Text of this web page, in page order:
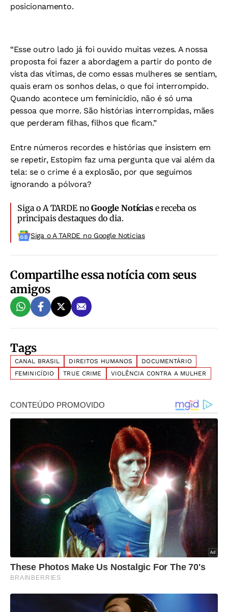
posicionamento.
“Esse outro lado já foi ouvido muitas vezes. A nossa
proposta foi fazer a abordagem a partir do ponto de
vista das vítimas, de como essas mulheres se sentiam,
quais eram os sonhos delas, o que foi interrompido.
Quando acontece um feminicídio, não é só uma
pessoa que morre. São histórias interrompidas, mães
que perderam filhas, filhos que ficam.”
Entre números recordes e histórias que insistem em
se repetir, Estopim faz uma pergunta que vai além da
tela: se o crime é a explosão, por que seguimos
ignorando a pólvora?
Siga o A TARDE noGoogle Notíciase receba os
principais destaques do dia.
Siga o A TARDE no Google Noticias
Compartilhe essa notícia com seus
amigos
Tags
CANAL BRASIL DIREITOS HUMANOS
DOCUMENTÁRIO
FEMINICÍDIO
TRUE CRIME VIOLÊNCIA CONTRA A MULHER